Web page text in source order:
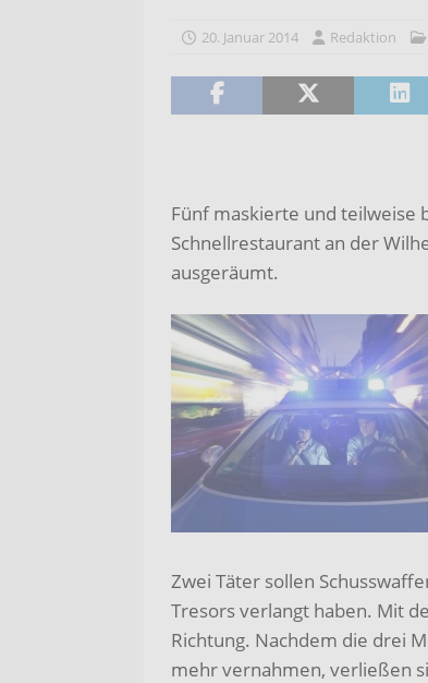
[ 7. August 2026 ]
Holzbildhauerei
20. Januar 2014 Redaktion
Fünf maskierte und teilweise
Schnellrestaurant an der
ausgeräumt.
Zwei Täter sollen
Tresors verlangt haben. Mit
Richtung. Nachdem die drei
mehr vernahmen, verließen